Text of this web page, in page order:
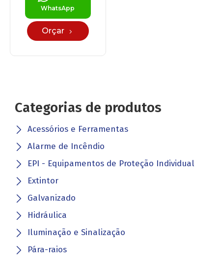
WhatsApp
Orçar
Categorias de produtos
Acessórios e Ferramentas
Alarme de Incêndio
EPI - Equipamentos de Proteção Individual
Extintor
Galvanizado
Hidráulica
Iluminação e Sinalização
Pára-raios